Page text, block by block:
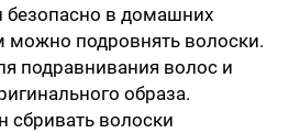
безопасно в домашних
можно подровнять волоски.
подравнивания волос и
образа.
сбривать волоски